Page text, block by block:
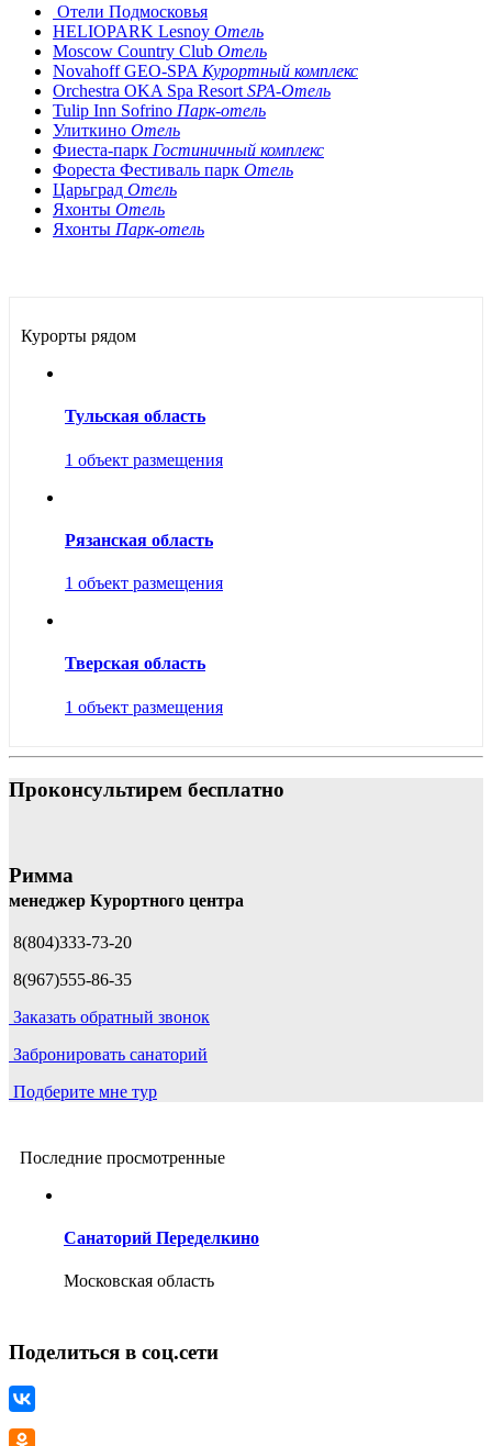
Отели Подмосковья
HELIOPARK Lesnoy Отель
Moscow Country Club Отель
Novahoff GEO-SPA Курортный комплекс
Orchestra OKA Spa Resort SPA-Отель
Tulip Inn Sofrino Парк-отель
Улиткино Отель
Фиеста-парк Гостиничный комплекс
Фореста Фестиваль парк Отель
Царьград Отель
Яхонты Отель
Яхонты Парк-отель
Курорты рядом
Тульская область
1 объект размещения
Рязанская область
1 объект размещения
Тверская область
1 объект размещения
Проконсультирем бесплатно
Римма
менеджер Курортного центра
8(804)333-73-20
8(967)555-86-35
Заказать обратный звонок
Забронировать санаторий
Подберите мне тур
Последние просмотренные
Санаторий Переделкино
Московская область
Поделиться в соц.сети